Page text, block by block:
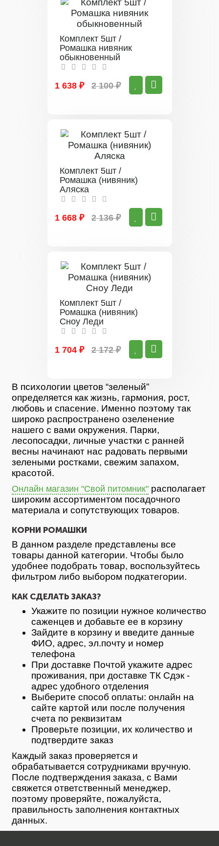
Комплект 5шт /
Ромашка нивяник
обыкновенный
1 638 ₽ 2 100 ₽
Комплект 5шт /
Ромашка (нивяник)
Аляска
1 668 ₽ 2 136 ₽
Комплект 5шт /
Ромашка (нивяник)
Сноу Леди
1 704 ₽ 2 172 ₽
В психологии цветов “зеленый”
определяется как жизнь, гармония, рост,
любовь и спасение. Именно поэтому так
широко распространено озеленение
нашего с вами окружения. Парки,
лесопосадки, личные участки с ранней
весны начинают нас радовать первыми
зелеными ростками, свежим запахом,
красотой.
Онлайн магазин "Свой питомник" располагает
широким ассортиментом посадочного
материала и сопутствующих товаров.
КОРНИ РОМАШКИ
В данном разделе представлены все
товары данной категории. Чтобы было
удобнее подобрать товар, воспользуйтесь
фильтром либо выбором подкатегории.
КАК СДЕЛАТЬ ЗАКАЗ?
Укажите по позиции нужное количество
саженцев и добавьте ее в корзину
Зайдите в корзину и введите данные
ФИО, адрес, эл.почту и номер
телефона
При доставке Почтой укажите адрес
проживания, при доставке ТК Сдэк -
адрес удобного отделения
Выберите способ оплаты: онлайн на
сайте картой или после получения
счета по реквизитам
Проверьте позиции, их количество и
подтвердите заказ
Каждый заказ проверяется и
обрабатывается сотрудниками вручную.
После подтверждения заказа, с Вами
свяжется ответственный менеджер,
поэтому проверяйте, пожалуйста,
правильность заполнения контактных
данных.